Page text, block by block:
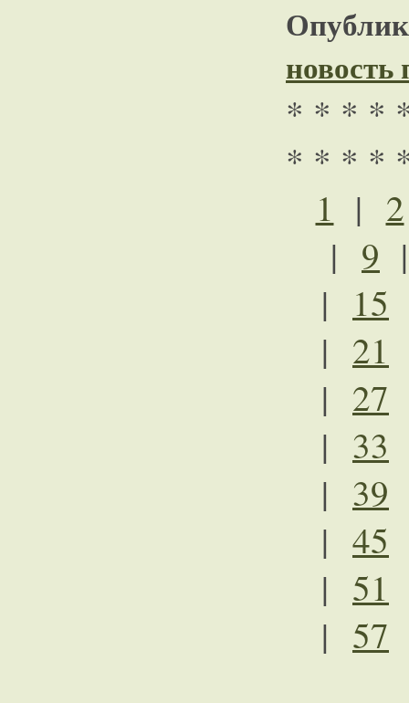
* * * *
* * * *
1 | 2
| 9
| 15
| 21
| 27
| 33
| 39
| 45
| 51
| 57